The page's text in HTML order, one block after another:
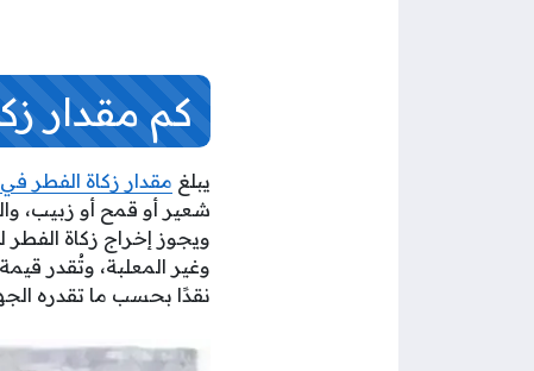
كم مقدار
يبلغ مقدار زكاة الفطر
ويجوز إخراج زكاة الفطر
وغير المعلبة، وتُقدر
نقدًا بحسب ما تقدره